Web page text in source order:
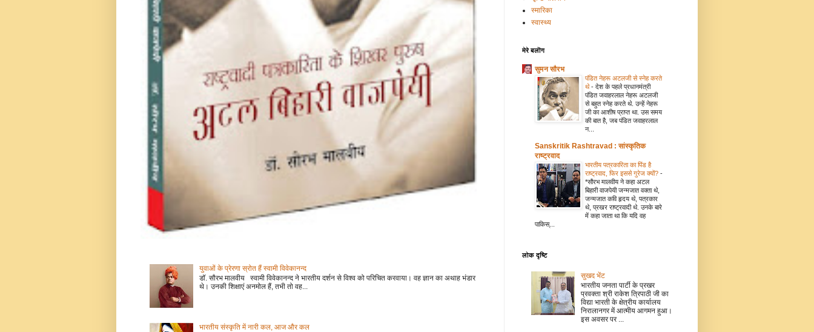
युवाओं के प्रेरणा स्रोत हैं स्वामी विवेकानन्द
डॉ. सौरभ मालवीय स्वामी विवेकानन्द ने भारतीय दर्शन से विश्व को परिचित करवाया। वह ज्ञान का अथाह भंडार
थे। उनकी शिक्षाएं अनमोल हैं, तभी तो वह...
भारतीय संस्कृति में नारी कल, आज और कल
स्मारिका
स्वास्थ्य
मेरे बलॊग
सुमन सौरभ
पंडित नेहरू अटलजी से स्नेह करते
थे- देश के पहले प्रधानमंत्री
पंडित जवाहरलाल नेहरू अटलजी
से बहुत स्नेह करते थे. उन्हें नेहरू
जी का आशीष प्राप्त था. उस समय
की बात है, जब पंडित जवाहरलाल
न...
Sanskritik Rashtravad : सांस्कृतिक
राष्ट्रवाद
भारतीय पत्रकारिता का पिंड है
राष्ट्रवाद, फिर इससे गुरेज क्यों? -
*सौरभ मालवीय ने कहा अटल
बिहारी वाजपेयी जन्मजात वक्ता थे,
जन्मजात कवि हृदय थे, पत्रकार
थे, प्रखर राष्ट्रवादी थे. उनके बारे
में कहा जाता था कि यदि वह
पाकिस्...
लोक दृष्टि
सुखद भेंट
भारतीय जनता पार्टी के प्रखर
प्रवक्ता श्री राकेश त्रिपाठी जी का
विद्या भारती के क्षेत्रीय कार्यालय
निरालानगर में आत्मीय आगमन हुआ।
इस अवसर पर ...